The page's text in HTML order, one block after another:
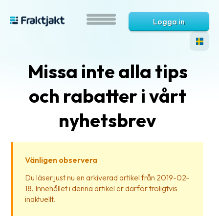
är
Hjälp?
Logga in
Missa inte alla tips
och rabatter i vårt
nyhetsbrev
Vänligen observera
Du läser just nu en arkiverad artikel från 2019-02-
18. Innehållet i denna artikel är därför troligtvis
inaktuellt.